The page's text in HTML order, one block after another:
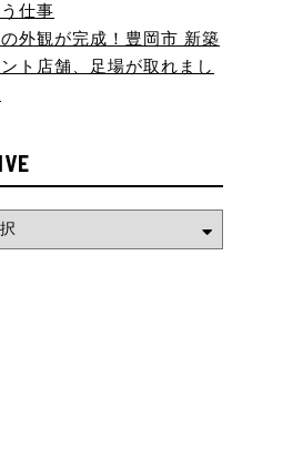
仕事
外観が完成！豊岡市 新築
ト店舗、足場が取れまし